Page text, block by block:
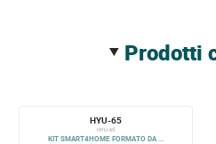
prodotti
HYU-65
HYU-65
KIT SMART4HOME FORMATO DA ...